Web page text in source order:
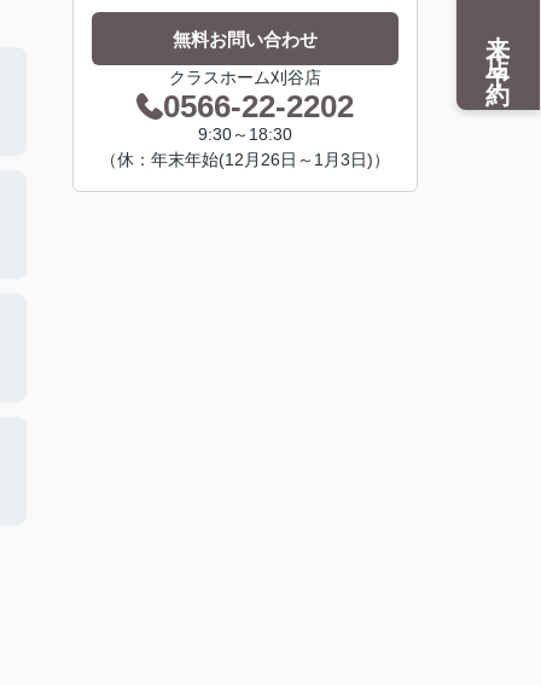
無料お問い合わせ
クラスホーム刈谷店
0566-22-2202
9:30～18:30
（休：年末年始(12月26日～1月3日)）
来店予約